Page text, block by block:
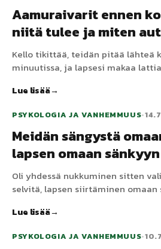
Aamuraivarit ennen
niitä tulee ja miten
Kello tikittää, teidän pitää lähteä
minuutissa, ja lapsesi makaa
kaikki. Sen ymmärtäminen, miksi
Lue lisää
PSYKOLOGIA JA VANHEMMUUS•
Meidän sängystä
lapsen omaan sänkyyn
Oli yhdessä nukkuminen sitten
selvitä, lapsen siirtäminen
tässä on vaiheittainen tapa, joka
Lue lisää
PSYKOLOGIA JA VANHEMMUUS•